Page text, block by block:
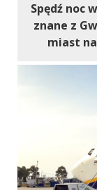
Spędź noc
znane z
miast